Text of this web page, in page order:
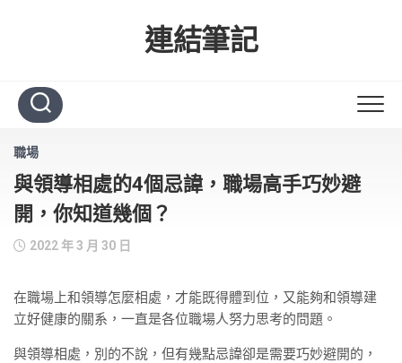
連結筆記
職場
與領導相處的4個忌諱，職場高手巧妙避
開，你知道幾個？
2022 年 3 月 30 日
在職場上和領導怎麼相處，才能既得體到位，又能夠和領導建
立好健康的關系，一直是各位職場人努力思考的問題。
與領導相處，別的不說，但有幾點忌諱卻是需要巧妙避開的，